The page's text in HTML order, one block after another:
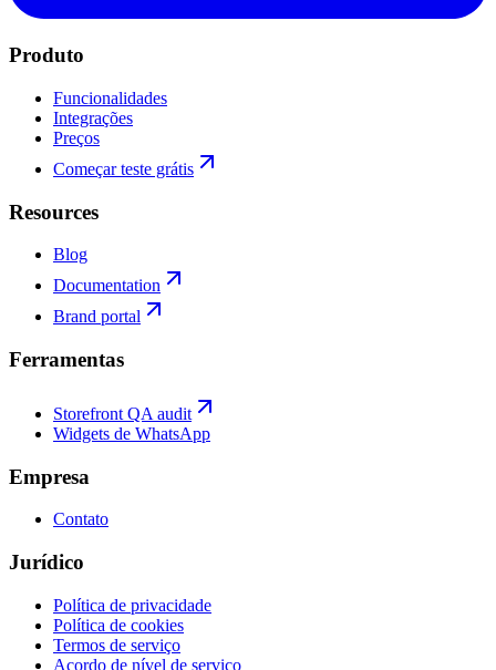
Produto
Funcionalidades
Integrações
Preços
Começar teste grátis
Resources
Blog
Documentation
Brand portal
Ferramentas
Storefront QA audit
Widgets de WhatsApp
Empresa
Contato
Jurídico
Política de privacidade
Política de cookies
Termos de serviço
Acordo de nível de serviço